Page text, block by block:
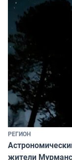
РЕГИОН
жители